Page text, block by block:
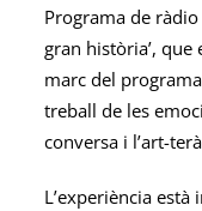
Programa de
gran història’,
marc del
treball de les
conversa i l’art-
L’experiència està